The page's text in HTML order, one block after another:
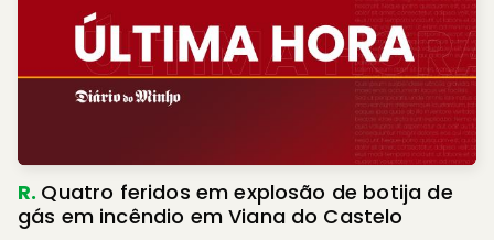
R. Quatro feridos em explosão de botija de
gás em incêndio em Viana do Castelo